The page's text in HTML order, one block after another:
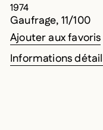
1974
Gaufrage, 11/100
Vous
Fermer
Ouvrir
Ajouter aux favoris
Informations